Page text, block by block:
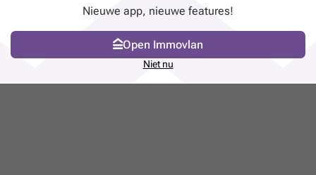
Nieuwe app, nieuwe features!
Open Immovlan
Niet nu